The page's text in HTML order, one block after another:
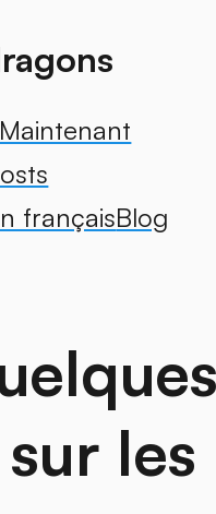
françaisBlog
les